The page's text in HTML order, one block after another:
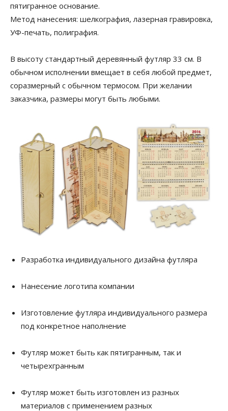
пятигранное основание.
Метод нанесения: шелкография, лазерная гравировка,
УФ-печать, полиграфия.
В высоту стандартный деревянный футляр 33 см. В
обычном исполнении вмещает в себя любой предмет,
соразмерный с обычном термосом. При желании
заказчика, размеры могут быть любыми.
Разработка индивидуального дизайна футляра
Нанесение логотипа компании
Изготовление футляра индивидуального размера
под конкретное наполнение
Футляр может быть как пятигранным, так и
четырехгранным
Футляр может быть изготовлен из разных
материалов с применением разных